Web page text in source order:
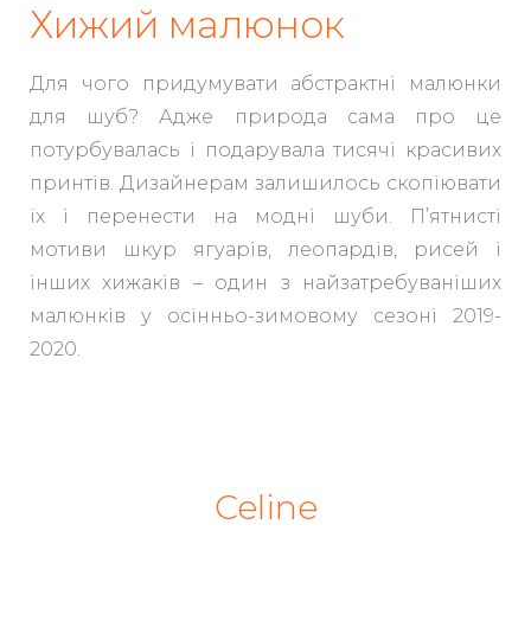
Хижий малюнок
Для чого придумувати абстрактні малюнки
для шуб? Адже природа сама про це
потурбувалась і подарувала тисячі красивих
принтів. Дизайнерам залишилось скопіювати
їх і перенести на модні шуби. П’ятнисті
мотиви шкур ягуарів, леопардів, рисей і
інших хижаків – один з найзатребуваніших
малюнків у осінньо-зимовому сезоні 2019-
2020.
Celine